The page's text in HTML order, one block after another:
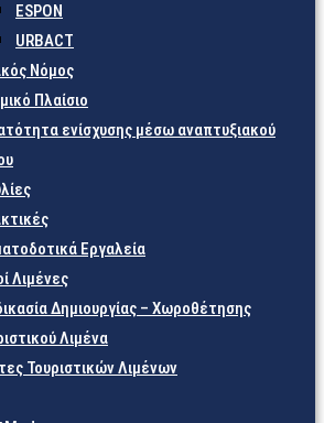
ESPON
URBACT
Νόμος
Πλαίσιο
ενίσχυσης μέσω αναπτυξιακού
Εργαλεία
Λιμένες
Δημιουργίας – Χωροθέτησης
Λιμένα
Τουριστικών Λιμένων